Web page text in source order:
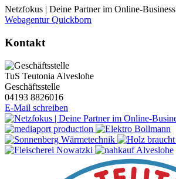
Netzfokus | Deine Partner im Online-Business
Webagentur Quickborn
Kontakt
TuS Teutonia Alveslohe
Geschäftsstelle
04193 8826016
E-Mail schreiben